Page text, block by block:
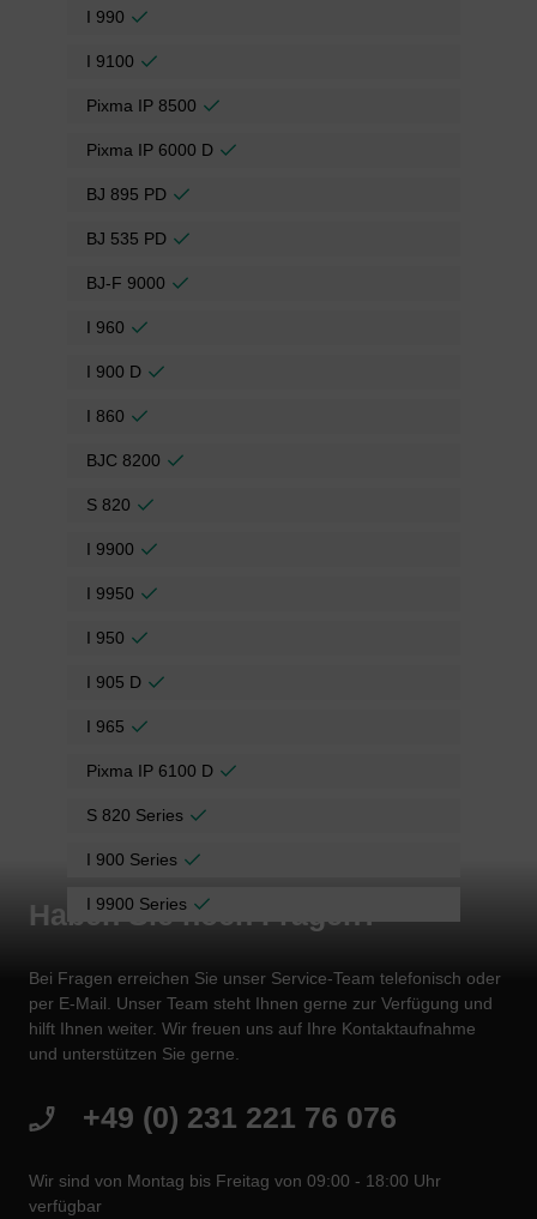
I 990
I 9100
Pixma IP 8500
Pixma IP 6000 D
BJ 895 PD
BJ 535 PD
BJ-F 9000
I 960
I 900 D
I 860
BJC 8200
S 820
I 9900
I 9950
I 950
I 905 D
I 965
Pixma IP 6100 D
S 820 Series
I 900 Series
I 9900 Series
Haben Sie noch Fragen?
Bei Fragen erreichen Sie unser Service-Team telefonisch oder
per E-Mail. Unser Team steht Ihnen gerne zur Verfügung und
hilft Ihnen weiter. Wir freuen uns auf Ihre Kontaktaufnahme
und unterstützen Sie gerne.
+49 (0) 231 221 76 076
Wir sind von Montag bis Freitag von 09:00 - 18:00 Uhr
verfügbar